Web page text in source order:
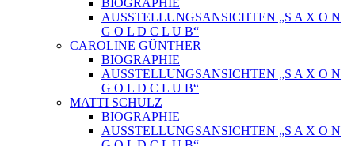
AUSSTELLUNGSANSICHTEN „S A X O N
G O L D C L U B“
CAROLINE GÜNTHER
BIOGRAPHIE
AUSSTELLUNGSANSICHTEN „S A X O N
G O L D C L U B“
MATTI SCHULZ
BIOGRAPHIE
AUSSTELLUNGSANSICHTEN „S A X O N